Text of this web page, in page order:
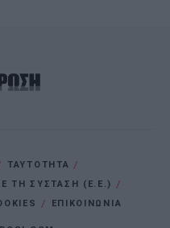
ΤΑΥΤΟΤΗΤΑ
ΤΗ ΣΥΣΤΑΣΗ (Ε.Ε.)
ΕΠΙΚΟΙΝΩΝΙΑ